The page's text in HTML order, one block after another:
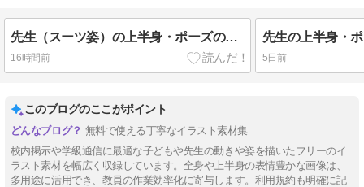
先生（スーツ姿）の上半身・ポーズのイラスト無料素材集！小学校のお便りや学級通信で使えるフリー画像
16時間前 5日前
このブログのここがポイント
無料で使える丁寧なイラスト素材集
校内掲示や学級通信に最適な子どもや先生の動きや姿を描いたフリーのイ
ラスト素材を幅広く収録しています。全身や上半身の表情豊かな画像は、
多用途に活用でき、教員の作業効率化に寄与します。利用規約も明確に記